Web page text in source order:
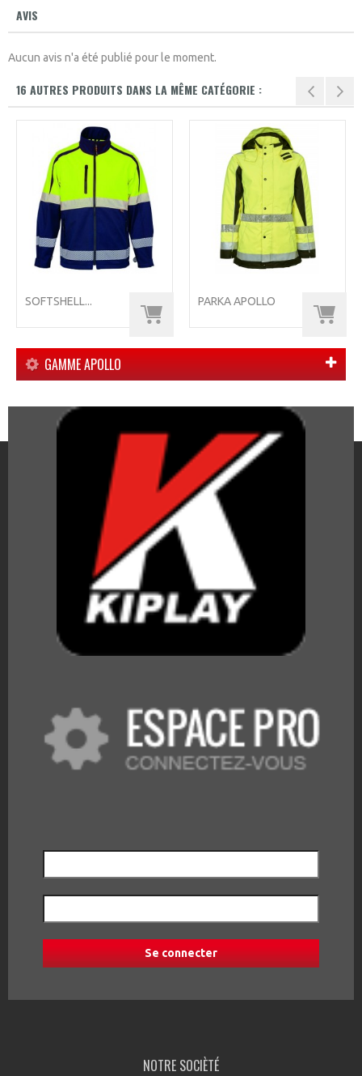
AVIS
Aucun avis n'a été publié pour le moment.
16 AUTRES PRODUITS DANS LA MÊME CATÉGORIE :
SOFTSHELL... PARKA APOLLO
GAMME APOLLO
NOTRE SOCIÈTÉ